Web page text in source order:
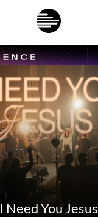
I Need You Jesus